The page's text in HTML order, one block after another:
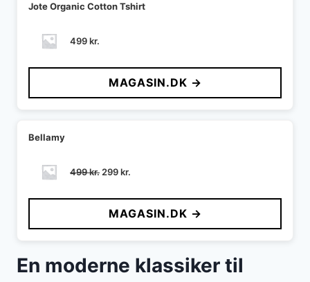
Jote Organic Cotton Tshirt
499kr.
MAGASIN.DK →
Bellamy
499kr. Den
pris
var:
499 kr..
299kr.
pris
er:
299 kr..
MAGASIN.DK →
En moderne klassiker til